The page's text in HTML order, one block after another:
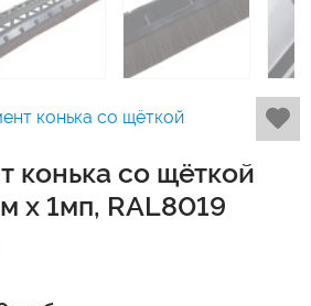
конька со щёткой
конька со щёткой
х 1мп, RAL8019